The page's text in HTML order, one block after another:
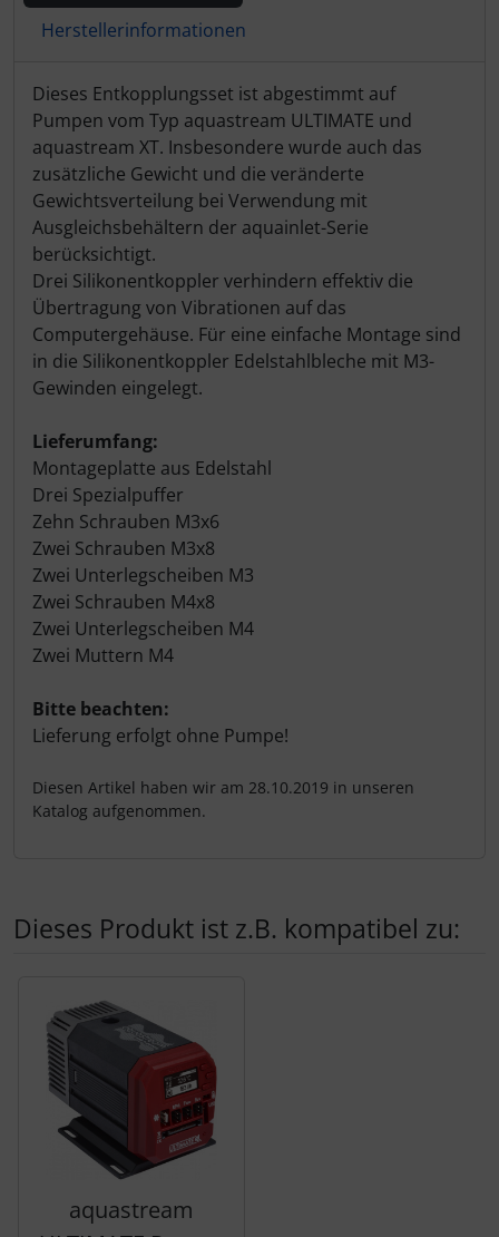
Herstellerinformationen
Produktbeschreibung
Dieses Entkopplungsset ist abgestimmt auf
Pumpen vom Typ aquastream ULTIMATE und
aquastream XT. Insbesondere wurde auch das
zusätzliche Gewicht und die veränderte
Gewichtsverteilung bei Verwendung mit
Ausgleichsbehältern der aquainlet-Serie
berücksichtigt.
Drei Silikonentkoppler verhindern effektiv die
Übertragung von Vibrationen auf das
Computergehäuse. Für eine einfache Montage sind
in die Silikonentkoppler Edelstahlbleche mit M3-
Gewinden eingelegt.
Lieferumfang:
Montageplatte aus Edelstahl
Drei Spezialpuffer
Zehn Schrauben M3x6
Zwei Schrauben M3x8
Zwei Unterlegscheiben M3
Zwei Schrauben M4x8
Zwei Unterlegscheiben M4
Zwei Muttern M4
Bitte beachten:
Lieferung erfolgt ohne Pumpe!
Diesen Artikel haben wir am 28.10.2019 in unseren
Katalog aufgenommen.
Dieses Produkt ist z.B. kompatibel zu:
aquastream